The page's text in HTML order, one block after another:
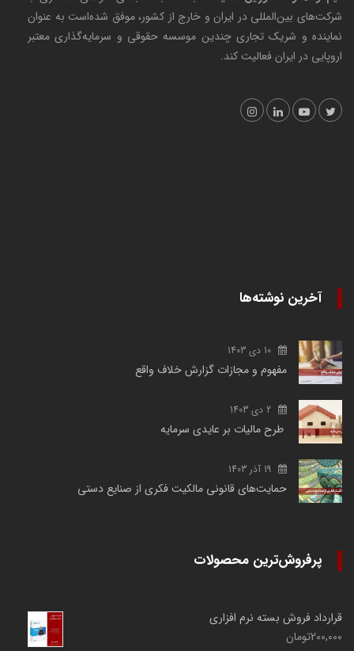
شرکت‌های بین‌المللی در ایران و خارج از کشور، موفق شده‌است به عنوان
نماینده و شریک تجاری چندین موسسه حقوقی و سرمایه‌گذاری معتبر
اروپایی در ایران فعالیت کند.
آخرین نوشته‌ها
10 دی 1403
مفهوم و مجازات گزارش خلاف واقع
2 دی 1403
طرح مالیات بر عایدی سرمایه
19 آذر 1403
حمایت‌های قانونی مالکیت فکری از صنایع دستی
پرفروش‌ترین محصولات
قرارداد فروش بسته نرم افزاری
200,000تومان